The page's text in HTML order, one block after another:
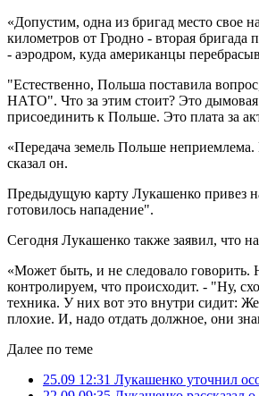
«Допустим, одна из бригад место свое
километров от Гродно - вторая
- аэродром, куда американцы
"Естественно, Польша поставила
НАТО". Что за этим стоит? Это
присоединить к Польше. Это плата за
«Передача земель Польше
сказал он.
Предыдущую карту Лукашенко привез
готовилось нападение".
Сегодня Лукашенко также заявил, что
«Может быть, и не следовало
контролируем, что происходит. - "Ну,
техника. У них вот это внутри сидит:
плохие. И, надо отдать должное, они
Далее по теме
25.09 12:31 Лукашенко уточнил